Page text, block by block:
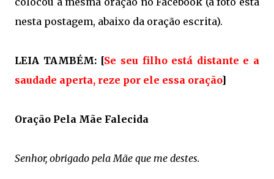
nesta postagem, abaixo da oração escrita).
LEIA TAMBÉM: [Se seu filho está distante e a
saudade aperta, reze por ele essa oração]
Oração Pela Mãe Falecida
Senhor, obrigado pela Mãe que me destes.